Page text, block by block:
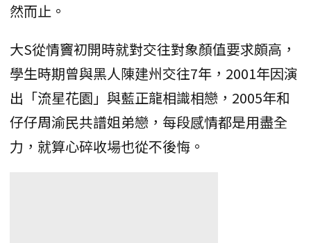
然而止。
大S從情竇初開時就對交往對象顏值要求頗高，
學生時期曾與黑人陳建州交往7年，2001年因演
出「流星花園」與藍正龍相識相戀，2005年和
仔仔周渝民共譜姐弟戀，每段感情都是用盡全
力，就算心碎收場也從不後悔。